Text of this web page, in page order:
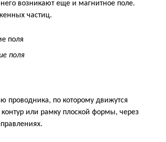
возникают еще и магнитное поле.
частиц.
поля
по которому движутся
или рамку плоской формы, через